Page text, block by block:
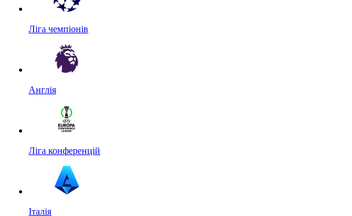
Ліга чемпіонів
Англія
Ліга конференцій
Італія